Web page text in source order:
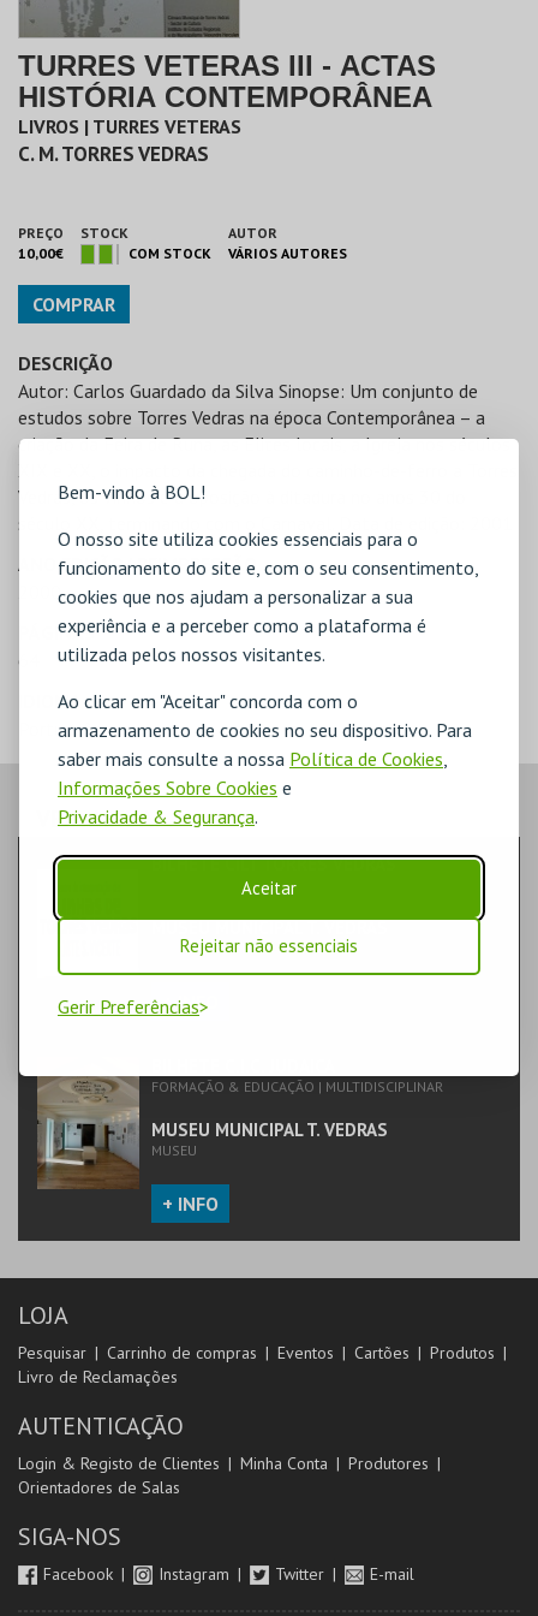
Bem-vindo à BOL!
O nosso site utiliza cookies essenciais para o
funcionamento do site e, com o seu consentimento,
cookies que nos ajudam a personalizar a sua
experiência e a perceber como a plataforma é
utilizada pelos nossos visitantes.
Ao clicar em "Aceitar" concorda com o
armazenamento de cookies no seu dispositivo. Para
saber mais consulte a nossa Política de Cookies
Informações Sobre Cookies e
Privacidade & Segurança.
Aceitar
Rejeitar não essenciais
Gerir Preferências
TURRES VETERAS III - ACTAS
HISTÓRIA CONTEMPORÂNEA
LIVROS | TURRES VETERAS
C. M. TORRES VEDRAS
PREÇO
10,00€
STOCK
COM STOCK
AUTOR
VÁRIOS AUTORES
COMPRAR
DESCRIÇÃO
Autor: Carlos Guardado da Silva Sinopse: Um conjunto de
estudos sobre Torres Vedras na época Contemporânea – a
criação da Feira de Runa, as Elites locais, a Igreja nos séculos
Vedras, os vinhos e a oposição à ditadura no anos 30 do
século XX, terminando com o Carnaval. Data de edição: 2001
ANO EDIÇÃO/ REIMPRESSÃO
2000
PÁGINAS
64
IDIOMA
Português
VEJA AINDA:
BILHETE CILT TORRES VEDRAS
FORMAÇÃO & EDUCAÇÃO | MULTIDISCIPLINAR
MUSEU MUNICIPAL T. VEDRAS
MUSEU
+ INFO
FORMAÇÃO & EDUCAÇÃO | MULTIDISCIPLINAR
MUSEU MUNICIPAL T. VEDRAS
MUSEU
+ INFO
LOJA
Pesquisar Carrinho de compras Eventos Cartões
Produtos
Livro de Reclamações
AUTENTICAÇÃO
Login & Registo de Clientes Minha Conta
Produtores
Orientadores de Salas
SIGA-NOS
Facebook Instagram Twitter E-mail